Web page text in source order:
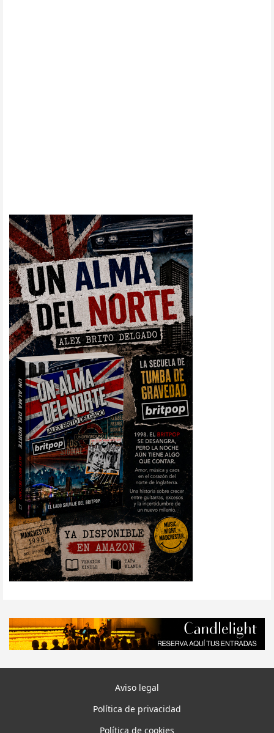
Aviso legal
Política de privacidad
Política de cookies